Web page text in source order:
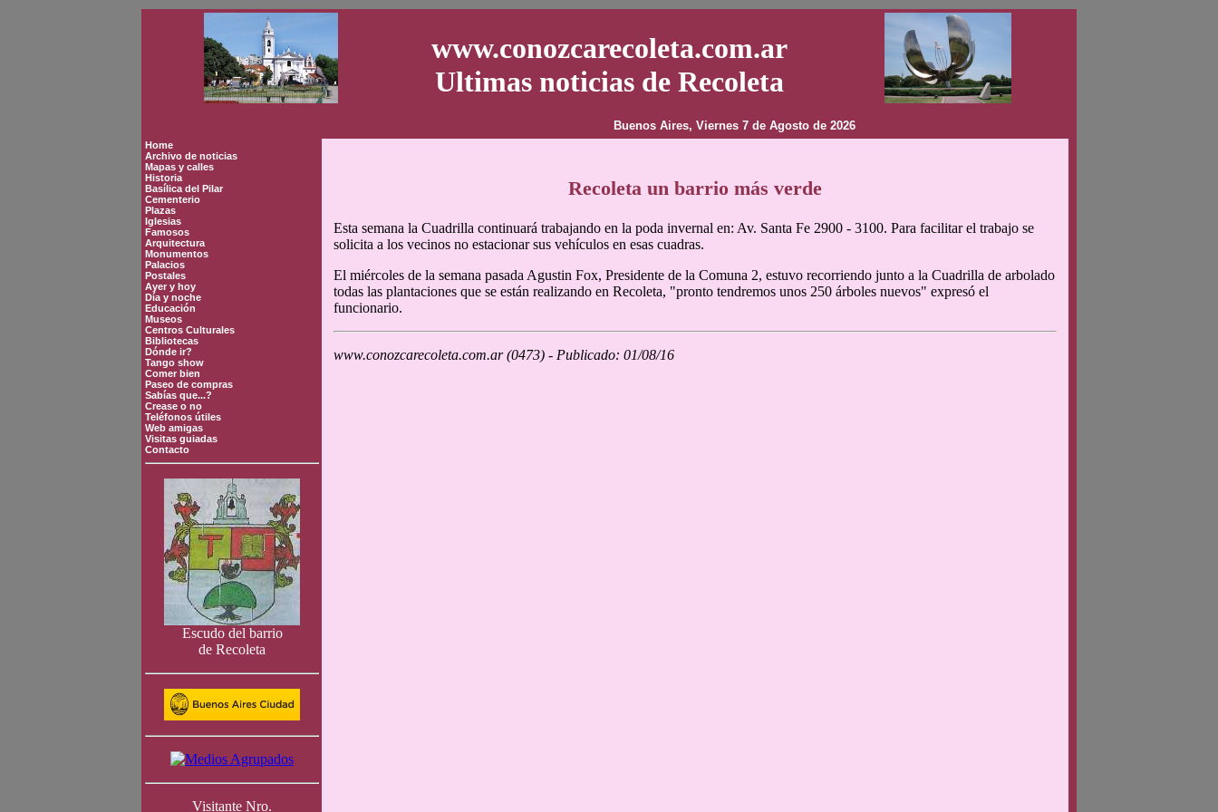
www.conozcarecoleta.com.ar
Ultimas noticias de Recoleta
Buenos Aires, Viernes 7 de Agosto de 2026
Home
Archivo de noticias
Mapas y calles
Historia
Basílica del Pilar
Cementerio
Plazas
Iglesias
Famosos
Arquitectura
Monumentos
Palacios
Postales
Ayer y hoy
Día y noche
Educación
Museos
Centros Culturales
Bibliotecas
Dónde ir?
Tango show
Comer bien
Paseo de compras
Sabías que...?
Crease o no
Teléfonos útiles
Web amigas
Visitas guiadas
Contacto
Escudo del barrio
de Recoleta
Visitante Nro.
Recoleta un barrio más verde
Esta semana la Cuadrilla continuará trabajando en la poda invernal en: Av. Santa Fe 2900 - 3100. Para facilitar el trabajo se
solicita a los vecinos no estacionar sus vehículos en esas cuadras.
El miércoles de la semana pasada Agustin Fox, Presidente de la Comuna 2, estuvo recorriendo junto a la Cuadrilla de arbolado
todas las plantaciones que se están realizando en Recoleta, "pronto tendremos unos 250 árboles nuevos" expresó el
funcionario.
www.conozcarecoleta.com.ar (0473) - Publicado: 01/08/16